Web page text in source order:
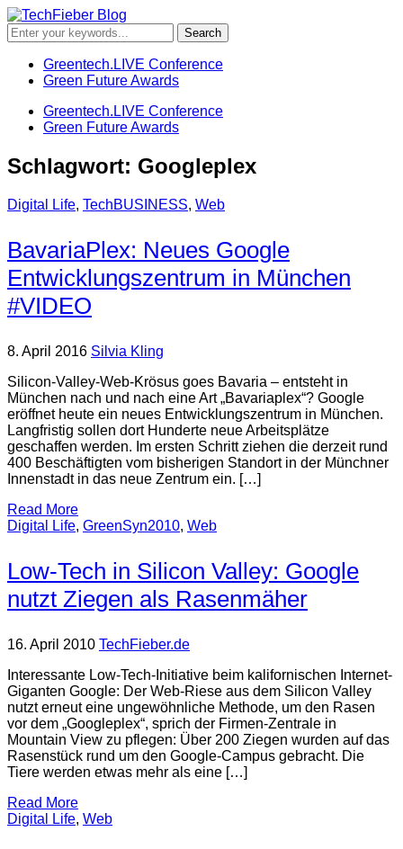
Greentech.LIVE Conference
Green Future Awards
Greentech.LIVE Conference
Green Future Awards
Schlagwort: Googleplex
Digital Life, TechBUSINESS, Web
BavariaPlex: Neues Google
Entwicklungszentrum in München
#VIDEO
8. April 2016 Silvia Kling
Silicon-Valley-Web-Krösus goes Bavaria – entsteht in
München nach und nach eine Art „Bavariaplex“? Google
eröffnet heute ein neues Entwicklungszentrum in München.
Langfristig sollen dort Hunderte neue Arbeitsplätze
geschaffen werden. Im ersten Schritt ziehen die derzeit rund
400 Beschäftigten vom bisherigen Standort in der Münchner
Innenstadt in das neue Zentrum ein. […]
Read More
Digital Life, GreenSyn2010, Web
Low-Tech in Silicon Valley: Google
nutzt Ziegen als Rasenmäher
16. April 2010 TechFieber.de
Interessante Low-Tech-Initiative beim kalifornischen Internet-
Giganten Google: Der Web-Riese aus dem Silicon Valley
nutzt erneut eine ungewöhnliche Methode, um den Rasen
vor dem „Googleplex“, sprich der Firmen-Zentrale in
Mountain View zu pflegen: Über 200 Ziegen wurden auf das
Rasenstück rund um den Google-Campus gebracht. Die
Tiere werden etwas mehr als eine […]
Read More
Digital Life, Web